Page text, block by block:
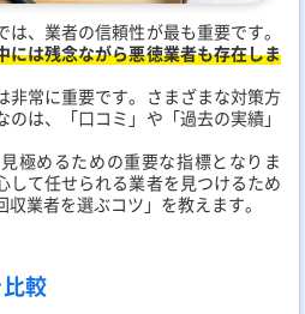
、業者の信頼性が最も重要です。
には残念ながら悪徳業者も存在しま
非常に重要です。さまざまな対策方
は、「口コミ」や「過去の実績」
極めるための重要な指標となりま
して任せられる業者を見つけるため
業者を選ぶコツ」を教えます。
較